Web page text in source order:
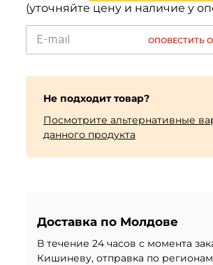
(уточняйте цену и наличие у
ОПОВЕСТИТЬ
Не подходит товар?
Посмотрите альтернативные
данного продукта
Доставка по Молдове
В течение 24 часов с момента
Кишиневу, отправка по